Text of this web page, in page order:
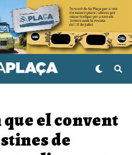
el convent
de